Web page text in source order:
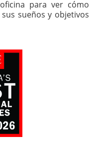
para ver cómo
sueños y objetivos